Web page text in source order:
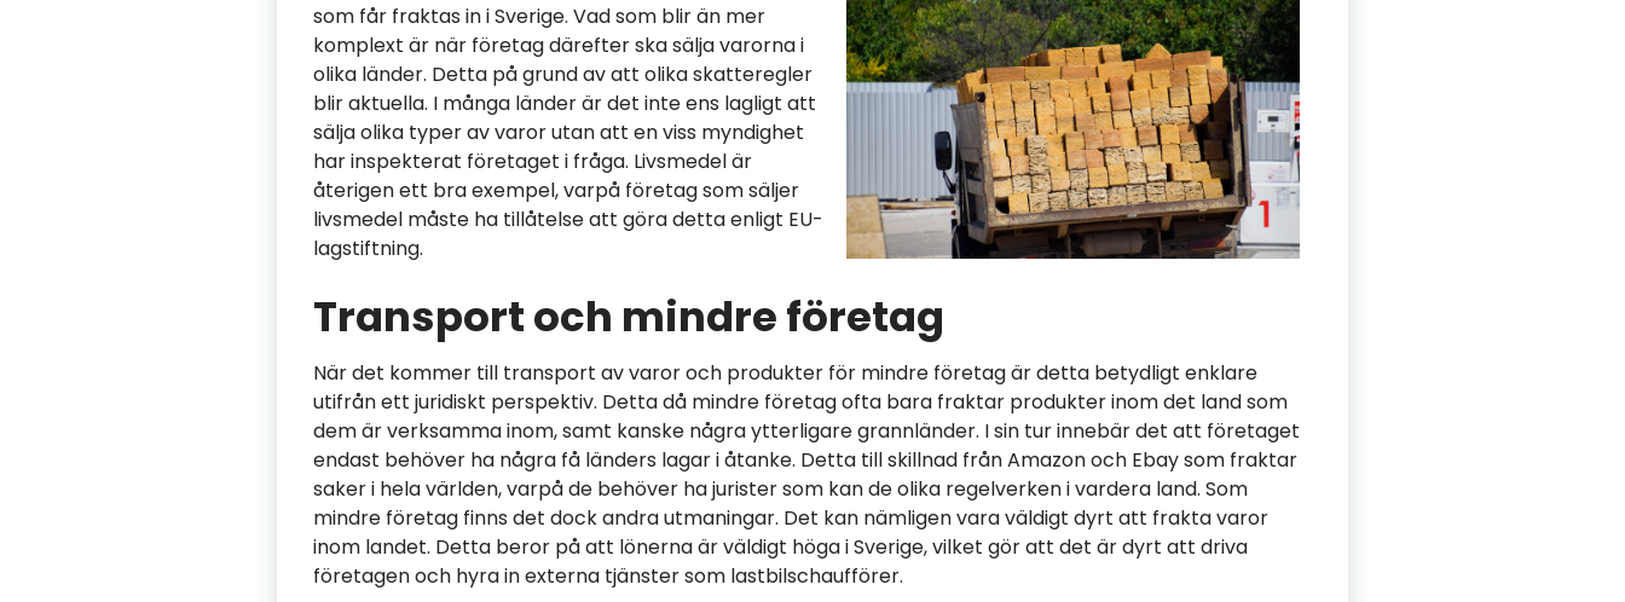
som får fraktas in i Sverige. Vad som blir än mer
komplext är när företag därefter ska sälja varorna i
olika länder. Detta på grund av att olika skatteregler
blir aktuella. I många länder är det inte ens lagligt att
sälja olika typer av varor utan att en viss myndighet
har inspekterat företaget i fråga. Livsmedel är
återigen ett bra exempel, varpå företag som säljer
livsmedel måste ha tillåtelse att göra detta enligt EU-
lagstiftning.
Transport och mindre företag
När det kommer till transport av varor och produkter för mindre företag är detta betydligt enklare
utifrån ett juridiskt perspektiv. Detta då mindre företag ofta bara fraktar produkter inom det land som
dem är verksamma inom, samt kanske några ytterligare grannländer. I sin tur innebär det att företaget
endast behöver ha några få länders lagar i åtanke. Detta till skillnad från Amazon och Ebay som fraktar
saker i hela världen, varpå de behöver ha jurister som kan de olika regelverken i vardera land. Som
mindre företag finns det dock andra utmaningar. Det kan nämligen vara väldigt dyrt att frakta varor
inom landet. Detta beror på att lönerna är väldigt höga i Sverige, vilket gör att det är dyrt att driva
företagen och hyra in externa tjänster som lastbilschaufförer.